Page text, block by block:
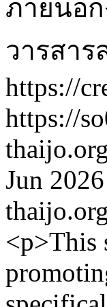
ภายนอก
วารสาร
https://
https://
Jun
<p>This